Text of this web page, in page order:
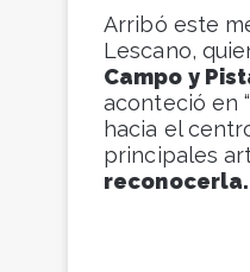
Arribó este
Lescano,
Campo y
aconteció en
hacia el
principales
reconocerla.